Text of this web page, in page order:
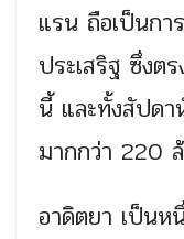
แรน ถือเป็นกา
ประเสริฐ ซึ่งต
นี้ และทั้งสัปดา
มากกว่า 220
อาดิตยา เป็นห